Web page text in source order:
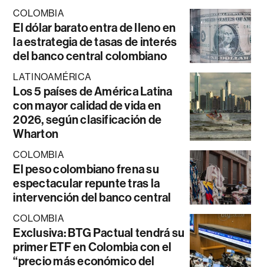
COLOMBIA
El dólar barato entra de lleno en
la estrategia de tasas de interés
del banco central colombiano
LATINOAMÉRICA
Los 5 países de América Latina
con mayor calidad de vida en
2026, según clasificación de
Wharton
COLOMBIA
El peso colombiano frena su
espectacular repunte tras la
intervención del banco central
COLOMBIA
Exclusiva: BTG Pactual tendrá su
primer ETF en Colombia con el
“precio más económico del